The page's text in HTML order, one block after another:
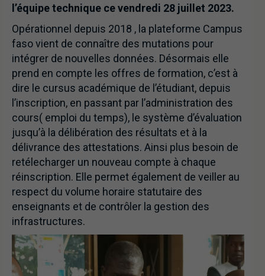
l’équipe technique ce vendredi 28 juillet 2023.
Opérationnel depuis 2018 , la plateforme Campus
faso vient de connaître des mutations pour
intégrer de nouvelles données. Désormais elle
prend en compte les offres de formation, c’est à
dire le cursus académique de l’étudiant, depuis
l’inscription, en passant par l’administration des
cours( emploi du temps), le système d’évaluation
jusqu’à la délibération des résultats et à la
délivrance des attestations. Ainsi plus besoin de
retélecharger un nouveau compte à chaque
réinscription. Elle permet également de veiller au
respect du volume horaire statutaire des
enseignants et de contrôler la gestion des
infrastructures.